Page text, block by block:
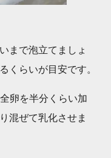
まで泡立てましょ
らいが目安です。
卵を半分くらい加
混ぜて乳化させま